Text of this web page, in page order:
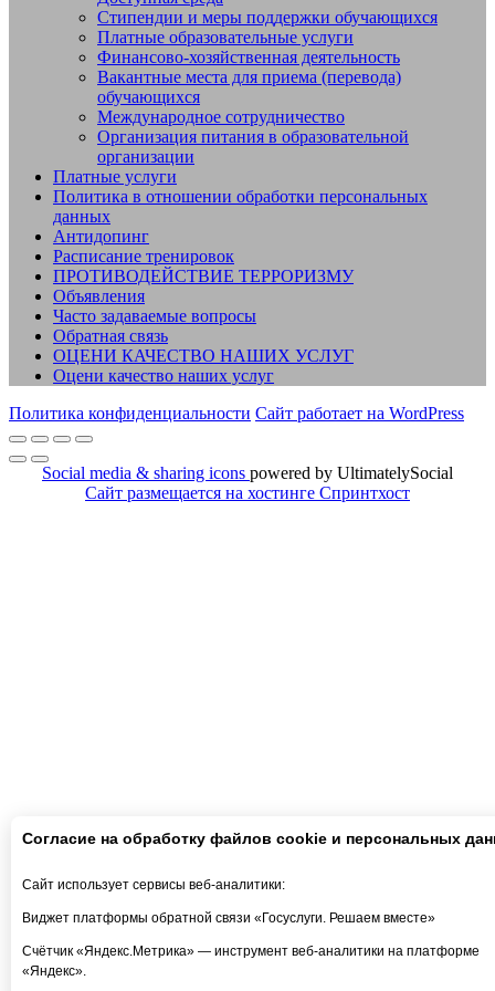
Стипендии и меры поддержки обучающихся
Платные образовательные услуги
Финансово-хозяйственная деятельность
Вакантные места для приема (перевода)
обучающихся
Международное сотрудничество
Организация питания в образовательной
организации
Платные услуги
Политика в отношении обработки персональных
данных
Антидопинг
Расписание тренировок
ПРОТИВОДЕЙСТВИЕ ТЕРРОРИЗМУ
Объявления
Часто задаваемые вопросы
Обратная связь
ОЦЕНИ КАЧЕСТВО НАШИХ УСЛУГ
Оцени качество наших услуг
Политика конфиденциальности Сайт работает на WordPress
Social media & sharing icons powered by UltimatelySocial
Сайт размещается на хостинге Спринтхост
Согласие на обработку файлов cookie и персональных
Сайт использует сервисы веб-аналитики:
Виджет платформы обратной связи «Госуслуги. Решаем вместе»
Счётчик «Яндекс.Метрика» — инструмент веб-аналитики на платформе
«Яндекс».